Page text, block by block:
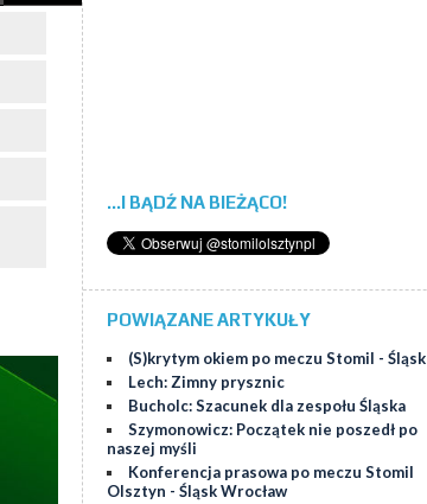
...I BĄDŹ NA BIEŻĄCO!
POWIĄZANE ARTYKUŁY
(S)krytym okiem po meczu Stomil - Śląsk
Lech: Zimny prysznic
Bucholc: Szacunek dla zespołu Śląska
Szymonowicz: Początek nie poszedł po
naszej myśli
Konferencja prasowa po meczu Stomil
Olsztyn - Śląsk Wrocław